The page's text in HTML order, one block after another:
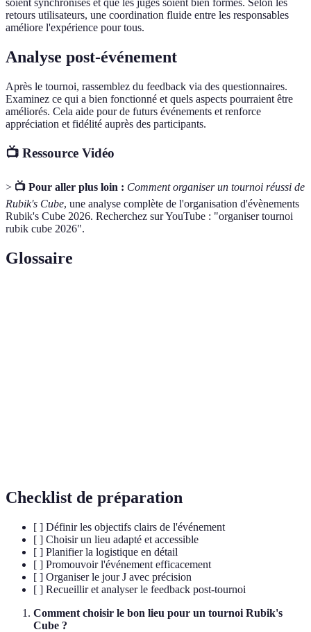
soient synchronisés et que les juges soient bien formés. Selon les
retours utilisateurs, une coordination fluide entre les responsables
améliore l'expérience pour tous.
Analyse post-événement
Après le tournoi, rassemblez du feedback via des questionnaires.
Examinez ce qui a bien fonctionné et quels aspects pourraient être
améliorés. Cela aide pour de futurs événements et renforce
appréciation et fidélité auprès des participants.
📺 Ressource Vidéo
> 📺 Pour aller plus loin : Comment organiser un tournoi réussi de
Rubik's Cube, une analyse complète de l'organisation d'évènements
Rubik's Cube 2026. Recherchez sur YouTube : "organiser tournoi
rubik cube 2026".
Glossaire
Checklist de préparation
[ ] Définir les objectifs clairs de l'événement
[ ] Choisir un lieu adapté et accessible
[ ] Planifier la logistique en détail
[ ] Promouvoir l'événement efficacement
[ ] Organiser le jour J avec précision
[ ] Recueillir et analyser le feedback post-tournoi
Comment choisir le bon lieu pour un tournoi Rubik's
Cube ?